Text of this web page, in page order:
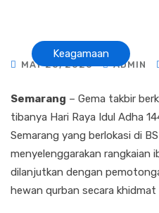
Keagamaan
MAY 28, 2026 ADMIN
Semarang – Gema takbir
tibanya Hari Raya Idul Adha
Semarang yang berlokasi di
menyelenggarakan rangkaian
dilanjutkan dengan
hewan qurban secara